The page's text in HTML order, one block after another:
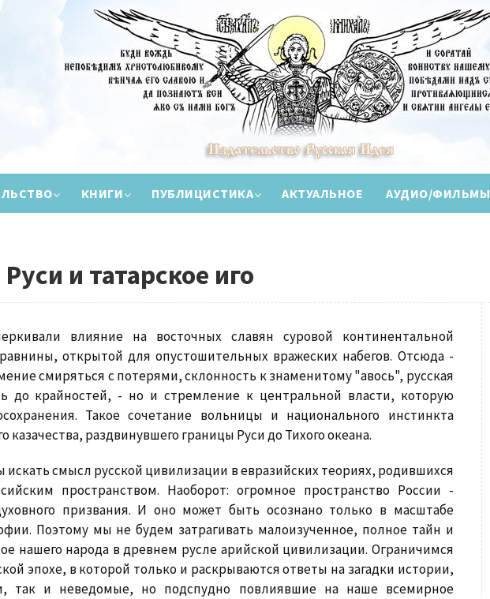
КНИГИ ПУБЛИЦИСТИКА АКТУАЛЬНОЕ АУДИО/ФИЛЬМЫ
и татарское иго
влияние на восточных славян суровой континентальной
открытой для опустошительных вражеских набегов. Отсюда -
смиряться с потерями, склонность к знаменитому "авось", русская
до крайностей, - но и стремление к центральной власти, которую
Такое сочетание вольницы и национального инстинкта
казачества, раздвинувшего границы Руси до Тихого океана.
смысл русской цивилизации в евразийских теориях, родившихся
пространством. Наоборот: огромное пространство России -
призвания. И оно может быть осознано только в масштабе
Поэтому мы не будем затрагивать малоизученное, полное тайн и
нашего народа в древнем русле арийской цивилизации. Ограничимся
эпохе, в которой только и раскрываются ответы на загадки истории,
так и неведомые, но подспудно повлиявшие на наше всемирное